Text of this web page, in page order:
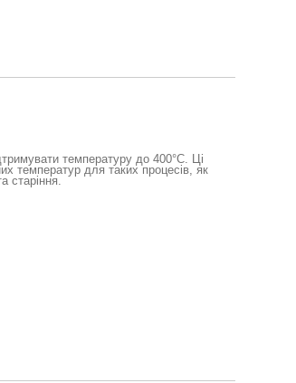
температуру до 400°C. Ці
температур для таких процесів, як
старіння.